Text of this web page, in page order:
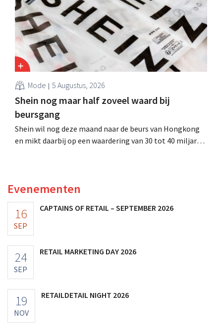
Mode 5 Augustus, 2026
Shein nog maar half zoveel waard bij
beursgang
Shein wil nog deze maand naar de beurs van Hongkong
en mikt daarbij op een waardering van 30 tot 40 miljard
Evenementen
16
SEP
CAPTAINS OF RETAIL – SEPTEMBER 2026
24
SEP
RETAIL MARKETING DAY 2026
19
NOV
RETAILDETAIL NIGHT 2026